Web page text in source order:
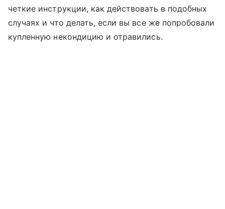
четкие инструкции, как действовать в подобных
случаях и что делать, если вы все же попробовали
купленную некондицию и отравились.